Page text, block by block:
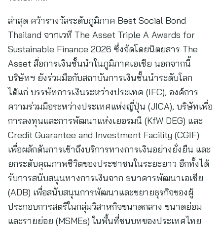
ล่าสุด คว้ารางวัลระดับภูมิภาค Best Social Bond
Thailand จากเวที The Asset Triple A Awards for
Sustainable Finance 2026 ซึ่งจัดโดยนิตยสาร The
Asset สื่อการเงินชั้นนำในภูมิภาคเอเชีย นอกจากนี้
บริษัทฯ ยังร่วมมือกับสถาบันการเงินชั้นนำระดับโลก
ได้แก่ บรรษัทการเงินระหว่างประเทศ (IFC), องค์การ
ความร่วมมือระหว่างประเทศแห่งญี่ปุ่น (JICA), บริษัทเพื่อ
การลงทุนและการพัฒนาแห่งเยอรมนี (KfW DEG) และ
Credit Guarantee and Investment Facility (CGIF)
เพื่อผลักดันการเข้าถึงบริการทางการเงินอย่างยั่งยืน และ
ยกระดับคุณภาพชีวิตของประชาชนในระยะยาว อีกทั้งได้
รับการสนับสนุนทางการเงินจาก ธนาคารพัฒนาเอเชีย
(ADB) เพื่อสนับสนุนการพัฒนาและขยายธุรกิจของผู้
ประกอบการสตรีในกลุ่มวิสาหกิจขนาดกลาง ขนาดย่อม
และรายย่อย (MSMEs) ในพื้นที่ชนบทของประเทศไทย